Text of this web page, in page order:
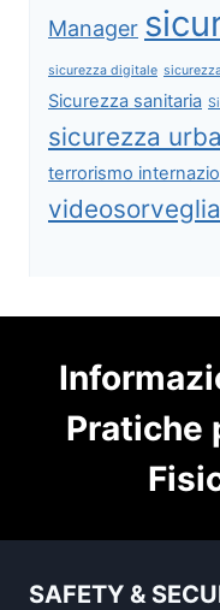
Manager
sicurezza digitale
Sicurezza sanitaria
sicurezza
terrorismo
Pratiche
SAFETY &